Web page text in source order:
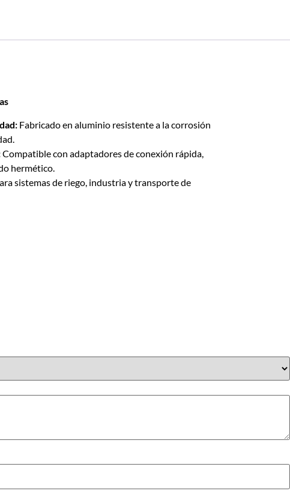
Fabricado en aluminio resistente a la corrosión
Compatible con adaptadores de conexión rápida,
hermético.
sistemas de riego, industria y transporte de